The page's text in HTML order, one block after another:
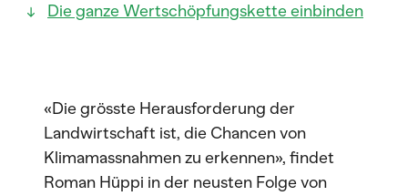
Die ganze Wertschöpfungskette einbinden
«Die grösste Herausforderung der
Landwirtschaft ist, die Chancen von
Klimamassnahmen zu erkennen», findet
Roman Hüppi in der neusten Folge von